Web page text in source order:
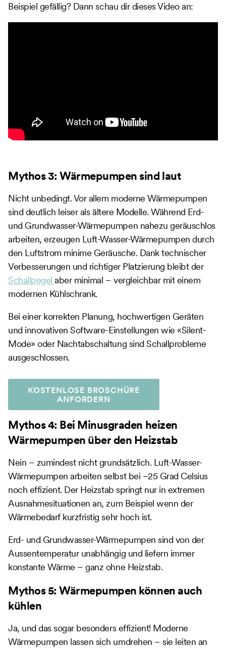
Beispiel gefällig? Dann schau dir dieses Video an:
Mythos 3: Wärmepumpen sind laut
Nicht unbedingt. Vor allem moderne Wärmepumpen
sind deutlich leiser als ältere Modelle. Während Erd-
und Grundwasser-Wärmepumpen nahezu geräuschlos
arbeiten, erzeugen Luft-Wasser-Wärmepumpen durch
den Luftstrom minime Geräusche. Dank technischer
Verbesserungen und richtiger Platzierung bleibt der
Schallpegelaber minimal – vergleichbar mit einem
modernen Kühlschrank.
Bei einer korrekten Planung, hochwertigen Geräten
und innovativen Software-Einstellungen wie «Silent-
Mode» oder Nachtabschaltung sind Schallprobleme
ausgeschlossen.
KOSTENLOSE BROSCHÜRE
ANFORDERN
Mythos 4: Bei Minusgraden heizen
Wärmepumpen über den Heizstab
Nein – zumindest nicht grundsätzlich. Luft-Wasser-
Wärmepumpen arbeiten selbst bei –25 Grad Celsius
noch effizient. Der Heizstab springt nur in extremen
Ausnahmesituationen an, zum Beispiel wenn der
Wärmebedarf kurzfristig sehr hoch ist.
Erd- und Grundwasser-Wärmepumpen sind von der
Aussentemperatur unabhängig und liefern immer
konstante Wärme – ganz ohne Heizstab.
Mythos 5: Wärmepumpen können auch
kühlen
Ja, und das sogar besonders effizient! Moderne
Wärmepumpen lassen sich umdrehen – sie leiten an